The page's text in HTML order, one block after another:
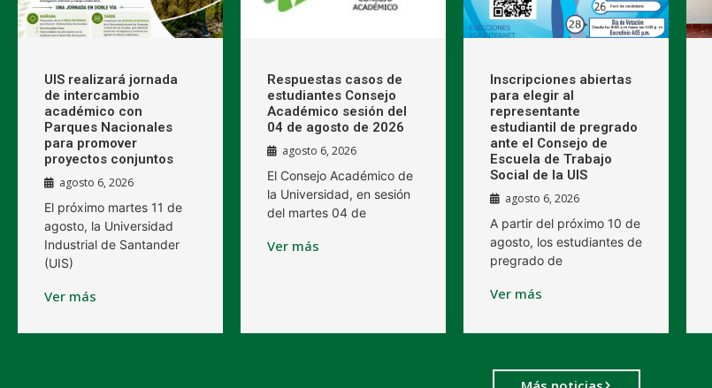
UIS realizará jornada
de intercambio
académico con
Parques Nacionales
para promover
proyectos conjuntos
agosto 6, 2026
El próximo martes 11 de
agosto, la Universidad
Industrial de Santander
(UIS)
Ver más
Respuestas casos de
estudiantes Consejo
Académico sesión del
04 de agosto de 2026
agosto 6, 2026
El Consejo Académico de
la Universidad, en sesión
del martes 04 de
Ver más
Inscripciones abiertas
para elegir al
representante
estudiantil de pregrado
ante el Consejo de
Escuela de Trabajo
Social de la UIS
agosto 6, 2026
A partir del próximo 10 de
agosto, los estudiantes de
pregrado de
Ver más